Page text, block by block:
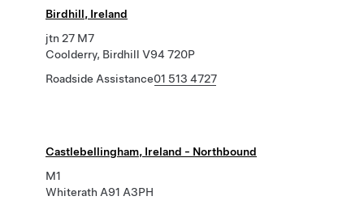
Birdhill, Ireland
jtn 27 M7
Coolderry, Birdhill V94 720P
Roadside Assistance01 513 4727
Castlebellingham, Ireland - Northbound
M1
Whiterath A91 A3PH